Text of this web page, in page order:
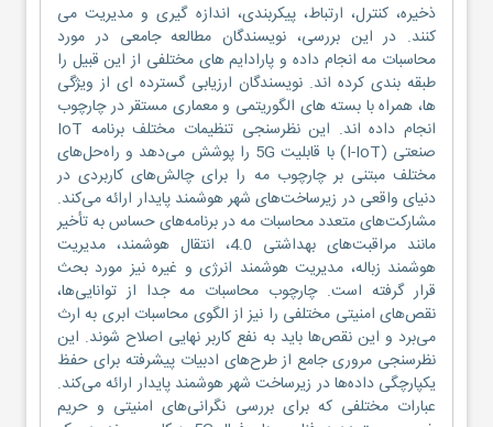
ذخیره، کنترل، ارتباط، پیکربندی، اندازه گیری و مدیریت می
کنند. در این بررسی، نویسندگان مطالعه جامعی در مورد
محاسبات مه انجام داده و پارادایم های مختلفی از این قبیل را
طبقه بندی کرده اند. نویسندگان ارزیابی گسترده ای از ویژگی
ها، همراه با بسته های الگوریتمی و معماری مستقر در چارچوب
انجام داده اند. این نظرسنجی تنظیمات مختلف برنامه IoT
صنعتی (I-IoT) با قابلیت 5G را پوشش می‌دهد و راه‌حل‌های
مختلف مبتنی بر چارچوب مه را برای چالش‌های کاربردی در
دنیای واقعی در زیرساخت‌های شهر هوشمند پایدار ارائه می‌کند.
مشارکت‌های متعدد محاسبات مه در برنامه‌های حساس به تأخیر
مانند مراقبت‌های بهداشتی 4.0، انتقال هوشمند، مدیریت
هوشمند زباله، مدیریت هوشمند انرژی و غیره نیز مورد بحث
قرار گرفته است. چارچوب محاسبات مه جدا از توانایی‌ها،
نقص‌های امنیتی مختلفی را نیز از الگوی محاسبات ابری به ارث
می‌برد و این نقص‌ها باید به نفع کاربر نهایی اصلاح شوند. این
نظرسنجی مروری جامع از طرح‌های ادبیات پیشرفته برای حفظ
یکپارچگی داده‌ها در زیرساخت شهر هوشمند پایدار ارائه می‌کند.
عبارات مختلفی که برای بررسی نگرانی‌های امنیتی و حریم